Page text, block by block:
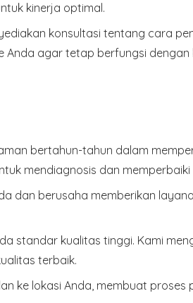
kinerja optimal.
konsultasi tentang cara
agar tetap berfungsi dengan
bertahun-tahun dalam
mendiagnosis dan
dan berusaha memberikan
standar kualitas tinggi. Kami
terbaik.
ke lokasi Anda, membuat